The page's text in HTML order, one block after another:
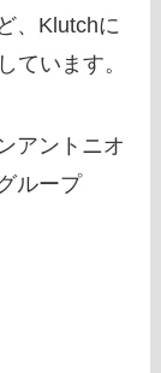
、Klutchに
ています。
アントニオ
ループ